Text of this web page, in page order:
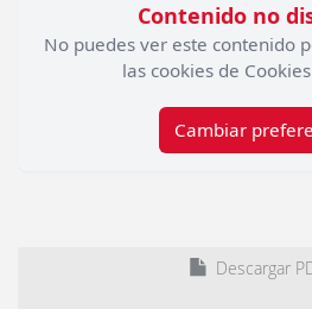
Contenido no
No puedes ver este contenido
las cookies de
Cambiar
Descargar